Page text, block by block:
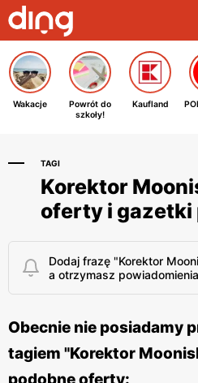
Wakacje
Powrót do
szkoły!
Kaufland
TAGI
Korektor
oferty i gazetki
Dodaj frazę "Korektor
a otrzymasz
Obecnie nie posiadamy
tagiem "Korektor